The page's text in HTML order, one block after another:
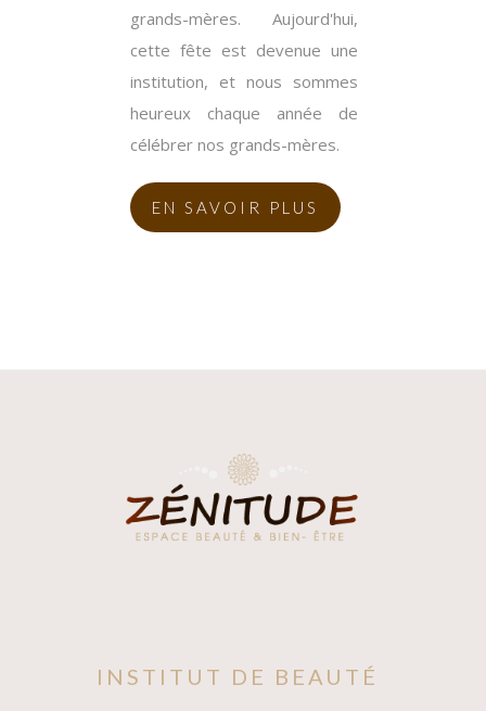
grands-mères. Aujourd'hui,
cette fête est devenue une
institution, et nous sommes
heureux chaque année de
célébrer nos grands-mères.
EN SAVOIR PLUS
INSTITUT DE BEAUTÉ